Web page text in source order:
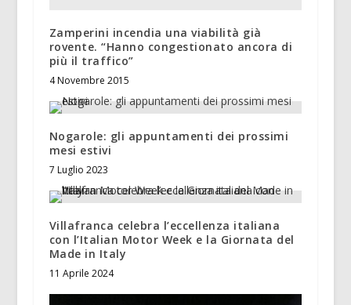
Zamperini incendia una viabilità già
rovente. “Hanno congestionato ancora di
più il traffico”
4 Novembre 2015
Nogarole: gli appuntamenti dei prossimi
mesi estivi
7 Luglio 2023
Villafranca celebra l’eccellenza italiana
con l’Italian Motor Week e la Giornata del
Made in Italy
11 Aprile 2024